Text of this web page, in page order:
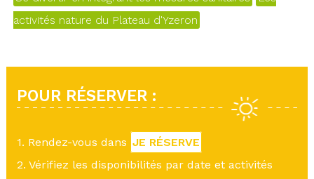
activités nature du Plateau d'Yzeron
POUR RÉSERVER :
1. Rendez-vous dans JE RÉSERVE
2. Vérifiez les disponibilités par date et activités